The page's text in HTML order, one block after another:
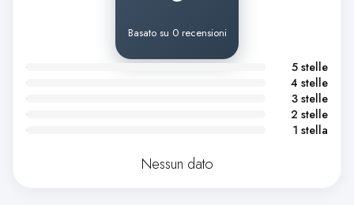
Basato su 0 recensioni
5 stelle
4 stelle
3 stelle
2 stelle
1 stella
Nessun dato